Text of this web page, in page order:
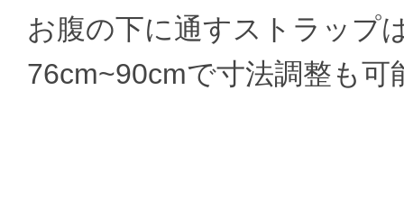
お腹の下に通すストラップ
76cm~90cmで寸法調整も可